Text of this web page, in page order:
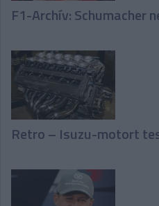
F1-Archív: Schumacher
Retro – Isuzu-motort